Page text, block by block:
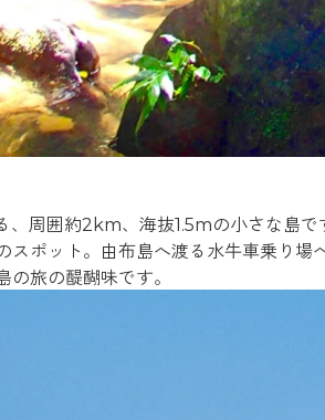
周囲約2km、海抜1.5mの小さな島
スポット。由布島へ渡る水牛車乗り
旅の醍醐味です。